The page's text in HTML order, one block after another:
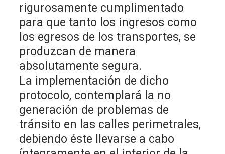
rigurosamente cumplimentado
para que tanto los ingresos como
los egresos de los transportes, se
produzcan de manera
absolutamente segura.
La implementación de dicho
protocolo, contemplará la no
generación de problemas de
tránsito en las calles perimetrales,
debiendo éste llevarse a cabo